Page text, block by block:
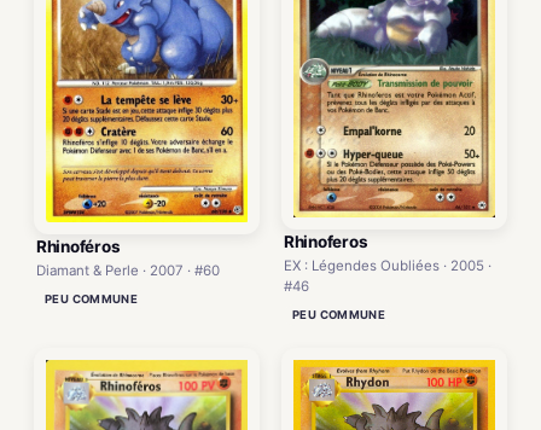
Rhinoféros
Diamant & Perle · 2007 · #60
PEU COMMUNE
Rhinoferos
EX : Légendes Oubliées · 2005 ·
#46
PEU COMMUNE